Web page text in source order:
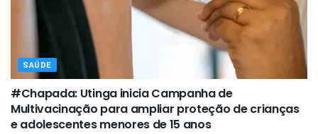
SAÚDE
#Chapada: Utinga inicia Campanha de
Multivacinação para ampliar proteção de crianças
e adolescentes menores de 15 anos